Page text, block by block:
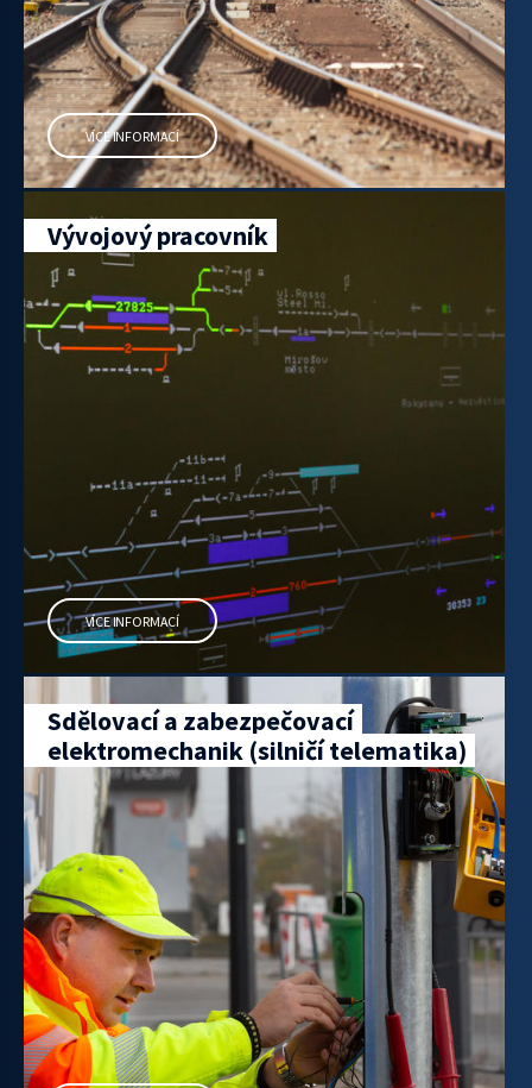
VÍCE INFORMACÍ
Vývojový pracovník
VÍCE INFORMACÍ
Sdělovací a zabezpečovací
elektromechanik (silničí telematika)